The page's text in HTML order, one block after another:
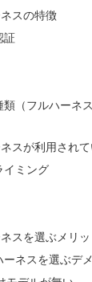
スの特徴
証
類（フルハーネ
スが利用され
イミング
スを選ぶメリ
ーネスを選ぶデ